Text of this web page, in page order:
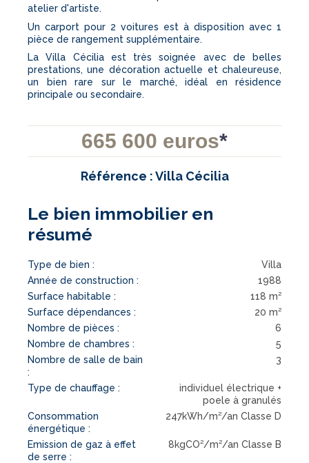
atelier d'artiste.
Un carport pour 2 voitures est à disposition avec 1
pièce de rangement supplémentaire.
La Villa Cécilia est très soignée avec de belles
prestations, une décoration actuelle et chaleureuse,
un bien rare sur le marché, idéal en résidence
principale ou secondaire.
665 600 euros*
Référence : Villa Cécilia
Le bien immobilier en
résumé
Type de bien :
Villa
Année de construction :
1988
Surface habitable :
118 m²
Surface dépendances :
20 m²
Nombre de pièces :
6
Nombre de chambres :
5
Nombre de salle de bain
:
3
Type de chauffage :
individuel électrique +
poele à granulés
Consommation
énergétique :
247kWh/m²/an Classe D
Emission de gaz à effet
de serre :
8kgCO²/m²/an Classe B